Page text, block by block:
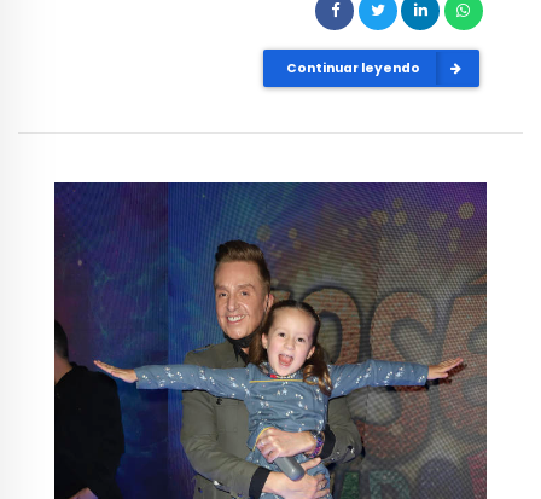
Continuar leyendo